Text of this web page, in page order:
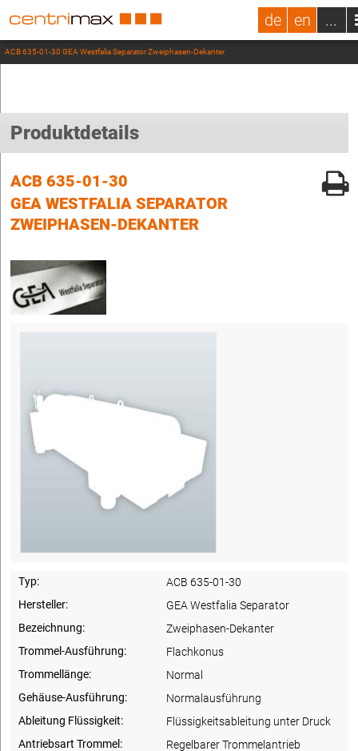
de en ...
ACB 635-01-30 GEA Westfalia Separator Zweiphasen-Dekanter
Produktdetails
ACB 635-01-30
GEA WESTFALIA SEPARATOR
ZWEIPHASEN-DEKANTER
Typ:
ACB 635-01-30
Hersteller:
GEA Westfalia Separator
Bezeichnung:
Zweiphasen-Dekanter
Trommel-Ausführung:
Flachkonus
Trommellänge:
Normal
Gehäuse-Ausführung:
Normalausführung
Ableitung Flüssigkeit:
Flüssigkeitsableitung unter Druck
Antriebsart Trommel:
Regelbarer Trommelantrieb